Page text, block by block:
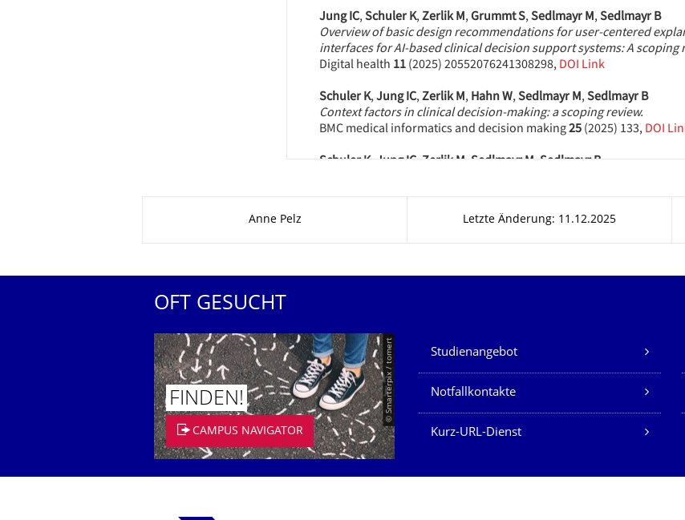
Anne Pelz Letzte Änderung: 11.12.2025
OFT GESUCHT
© Smarterpix / tomert
FINDEN!
CAMPUS NAVIGATOR
Unsere Dienste
Studienangebot
Notfallkontakte
Kurz-URL-Dienst